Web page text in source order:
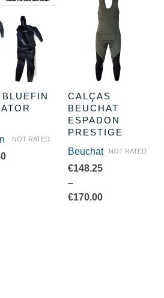
BLUEFIN
NOT RATED
CALÇAS
BEUCHAT
ESPADON
PRESTIGE
NOT RATED
Beuchat
€148.25
–
€170.00